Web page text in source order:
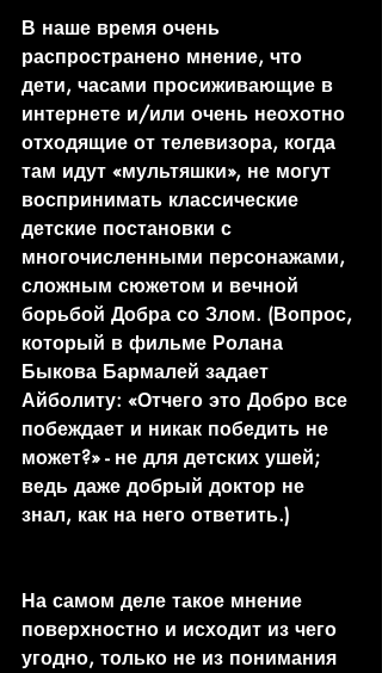
В наше время очень
распространено мнение, что
дети, часами просиживающие в
интернете и/или очень неохотно
отходящие от телевизора, когда
там идут «мультяшки», не могут
воспринимать классические
детские постановки с
многочисленными персонажами,
сложным сюжетом и вечной
борьбой Добра со Злом. (Вопрос,
который в фильме Ролана
Быкова Бармалей задает
Айболиту: «Отчего это Добро все
побеждает и никак победить не
может?» - не для детских ушей;
ведь даже добрый доктор не
знал, как на него ответить.)
На самом деле такое мнение
поверхностно и исходит из чего
угодно, только не из понимания